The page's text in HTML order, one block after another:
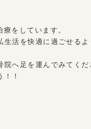
をしています。
生活を快適に過ごせる
へ足を運んでみてくだ
！